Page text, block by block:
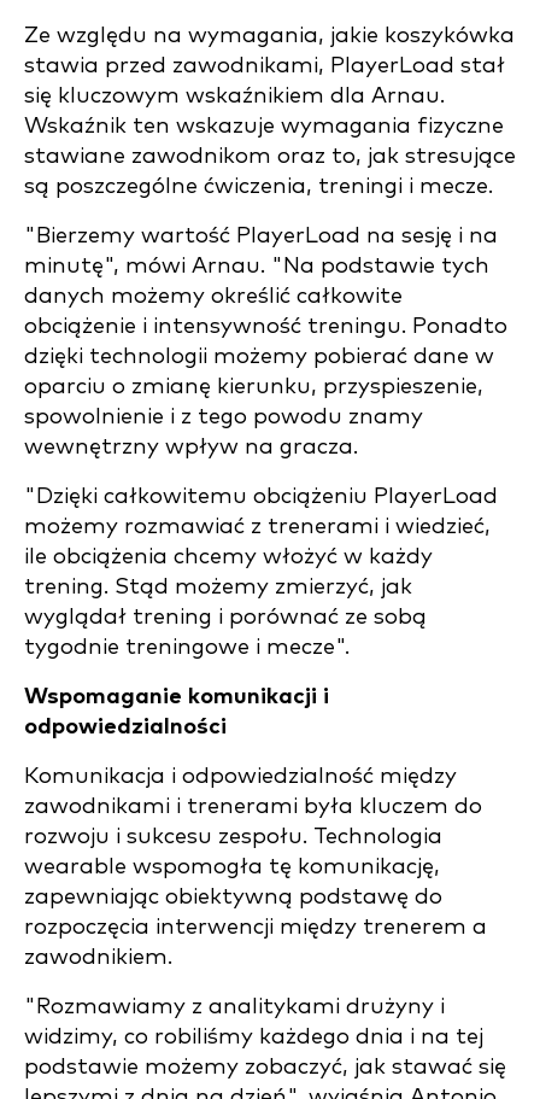
Ze względu na wymagania, jakie koszykówka
stawia przed zawodnikami, PlayerLoad stał
się kluczowym wskaźnikiem dla Arnau.
Wskaźnik ten wskazuje wymagania fizyczne
stawiane zawodnikom oraz to, jak stresujące
są poszczególne ćwiczenia, treningi i mecze.
"Bierzemy wartość PlayerLoad na sesję i na
minutę", mówi Arnau. "Na podstawie tych
danych możemy określić całkowite
obciążenie i intensywność treningu. Ponadto
dzięki technologii możemy pobierać dane w
oparciu o zmianę kierunku, przyspieszenie,
spowolnienie i z tego powodu znamy
wewnętrzny wpływ na gracza.
"Dzięki całkowitemu obciążeniu PlayerLoad
możemy rozmawiać z trenerami i wiedzieć,
ile obciążenia chcemy włożyć w każdy
trening. Stąd możemy zmierzyć, jak
wyglądał trening i porównać ze sobą
tygodnie treningowe i mecze".
Wspomaganie komunikacji i
odpowiedzialności
Komunikacja i odpowiedzialność między
zawodnikami i trenerami była kluczem do
rozwoju i sukcesu zespołu. Technologia
wearable wspomogła tę komunikację,
zapewniając obiektywną podstawę do
rozpoczęcia interwencji między trenerem a
zawodnikiem.
"Rozmawiamy z analitykami drużyny i
widzimy, co robiliśmy każdego dnia i na tej
podstawie możemy zobaczyć, jak stawać się